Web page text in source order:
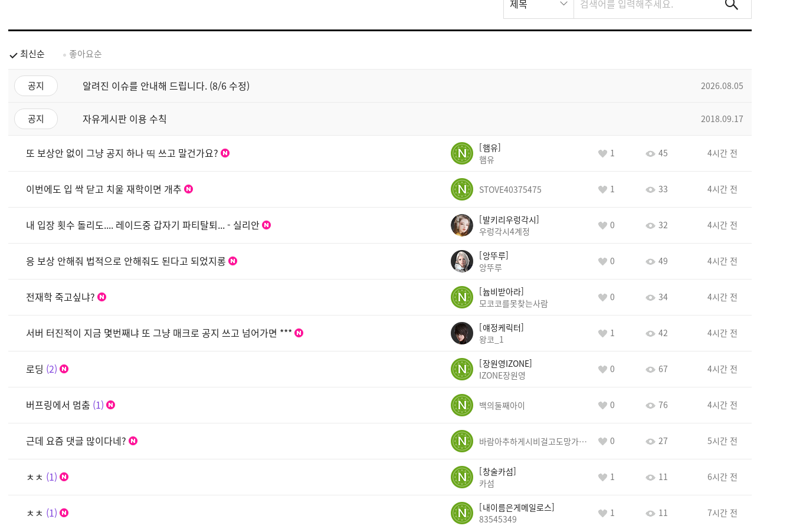
스
트
제목
최신순 좋아요순
공지 알려진 이슈를 안내해 드립니다. (8/6 수정) 2026.08.05
공지 자유게시판 이용 수칙 2018.09.17
또 보상안 없이 그냥 공지 하나 띡 쓰고 말건가요?
햄유
햄유
1 45 4시간 전
이번에도 입 싹 닫고 치울 재학이면 개추 STOVE40375475 1 33 4시간 전
내 입장 횟수 돌리도.... 레이드중 갑자기 파티탈퇴... - 실리안
발키리우렁각시
우렁각시4계정
0 32 4시간 전
응 보상 안해줘 법적으로 안해줘도 된다고 되었지롱
앙뚜루
앙뚜루
0 49 4시간 전
전재학 죽고싶냐?
늅비받아라
모코코를못찾는사람
0 34 4시간 전
서버 터진적이 지금 몇번째냐 또 그냥 매크로 공지 쓰고 넘어가면 ***
얘정케릭터
왕코_1
1 42 4시간 전
로딩 2
장원영IZONE
IZONE장원영
0 67 4시간 전
버프링에서 멈춤 1 백의둘째아이 0 76 4시간 전
근데 요즘 댓글 많이다네? 바람아추하게시비걸고도망가냐당당하게글써 0 27 5시간 전
ㅊㅊ 1
창술카섬
카섬
1 11 6시간 전
ㅊㅊ 1
내이름은게메일로스
83545349
1 11 7시간 전